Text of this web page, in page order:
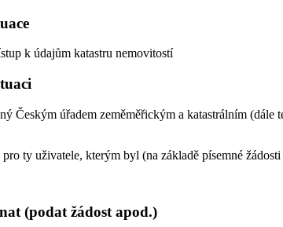
k údajům katastru nemovitostí
Českým úřadem zeměměřickým a katastrálním
ty uživatele, kterým byl (na základě písemné
(podat žádost apod.)